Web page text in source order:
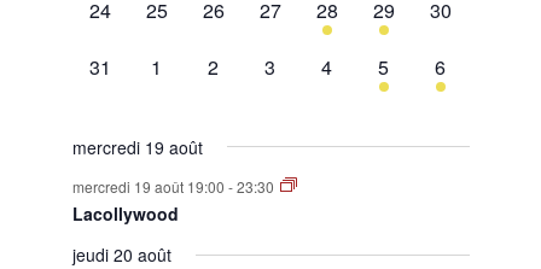
0
24
0
25
0
26
0
évènement,
27
1
évènement,
28
1
évènement,
29
0
30
0
31
0
1
0
2
0
3
0
évènement,
4
1
évènement,
5
1
évènement,
6
mercredi 19 août
mercredi 19 août 19:00 -23:30
Lacollywood
jeudi 20 août